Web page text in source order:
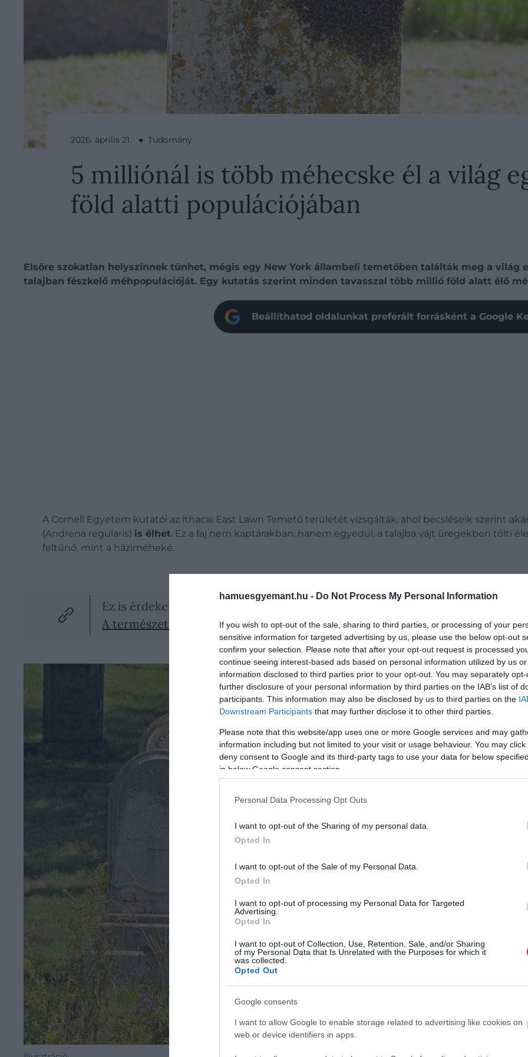
hamuesgyemant.hu - Do Not Process My Personal Information
If you wish to opt-out of the sale, sharing to third parties, or processing of your
sensitive information for targeted advertising by us, please use the below opt-out
confirm your selection. Please note that after your opt-out request is processed
continue seeing interest-based ads based on personal information utilized by us
information disclosed to third parties prior to your opt-out. You may separately
further disclosure of your personal information by third parties on the IAB’s list of
participants. This information may also be disclosed by us to third parties on the
Downstream Participants that may further disclose it to other third parties.
Please note that this website/app uses one or more Google services and may
information including but not limited to your visit or usage behaviour. You may
deny consent to Google and its third-party tags to use your data for below
in below Google consent section.
Personal Data Processing Opt Outs
I want to opt-out of the Sharing of my personal data.
Opted In
I want to opt-out of the Sale of my Personal Data.
Opted In
I want to opt-out of processing my Personal Data for Targeted
Advertising.
Opted In
I want to opt-out of Collection, Use, Retention, Sale, and/or Sharing
of my Personal Data that Is Unrelated with the Purposes for which it
was collected.
Opted Out
Google consents
I want to allow Google to enable storage related to advertising like cookies on
web or device identifiers in apps.
2026. április 21. ● Tudomány
5 milliónál is több méhecske él a világ
föld alatti populációjában
Elsőre szokatlan helyszínnek tűnhet, mégis egy New York állambeli temetőben találták meg a világ
talajban fészkelő méhpopulációját. Egy kutatás szerint minden tavasszal több millió föld alatt élő
Beállíthatod oldalunkat preferált forrásként a Google
A Cornell Egyetem kutatói az ithacai East Lawn Temető területét vizsgálták, ahol becsléseik szerint
(Andrena regularis) is élhet. Ez a faj nem kaptárakban, hanem egyedül, a talajba vájt üregekben tölti
feltűnő, mint a háziméheké.
Ez is érdekelhet!
A természet egyik legkülönösebb trükkje: így nyelik le a kígyók a náluk